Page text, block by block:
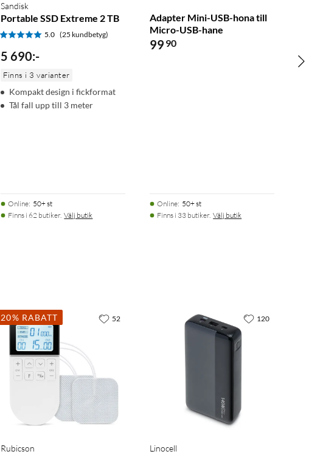
Sandisk
Portable SSD Extreme 2 TB
5.0 (25 kundbetyg)
5 690:-
Finns i 3 varianter
Kompakt design i fickformat
Tål fall upp till 3 meter
Online: 50+ st
Finns i 62 butiker. Välj butik
Adapter Mini-USB-hona till
Micro-USB-hane
99 90
Online: 50+ st
Finns i 33 butiker. Välj butik
20% RABATT
Rubicson
52
Linocell
120